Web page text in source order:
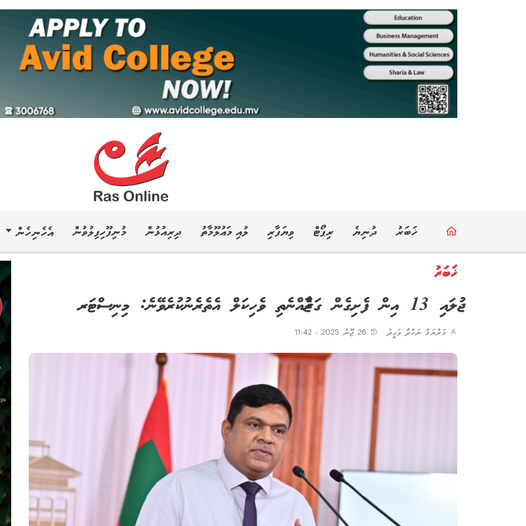
ޚަބަރު ދުނިޔެ ރިޕޯޓް ވިޔަފާރި ލުއި މަޢުލޫމާތު ދިރިއުޅުން މުނިފޫހިފިލުވުން އެހެނިހެން
ޚަބަރު
ޖުލައި 13 އިން ފެށިގެން ގަރާޖެއްނެތި ވެހިކަލް އެތެރެނުކުރެވޭނެ: މިނިސްޓަރ
މަރްޔަމް ނަހްދާ ވަޙީދު